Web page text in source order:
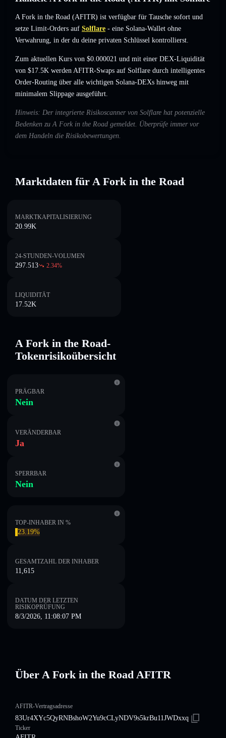
A Fork in the Road (AFITR) ist verfügbar für Tausche sofort und
setze Limit-Orders auf Solflare - eine Solana-Wallet ohne
Verwahrung, in der du deine privaten Schlüssel kontrollierst.
Zum aktuellen Kurs von $0.000021 und mit einer DEX-Liquidität
von $17.5K werden AFITR-Swaps auf Solflare durch intelligentes
Order-Routing über alle wichtigen Solana-DEXs hinweg mit
minimalem Slippage ausgeführt.
Hinweis: Der integrierte Risikoscanner von Solflare hat potenzielle
Bedenken zu A Fork in the Road gemeldet. Überprüfe immer vor
dem Handeln die Risikobewertungen.
Marktdaten für A Fork in the Road
MARKTKAPITALISIERUNG
20.99K
24-STUNDEN-VOLUMEN
297.513 2.34%
LIQUIDITÄT
17.52K
A Fork in the Road-
Tokenrisikoübersicht
PRÄGBAR
Nein
VERÄNDERBAR
Ja
SPERRBAR
Nein
TOP-INHABER IN %
23.19%
GESAMTZAHL DER INHABER
11,615
DATUM DER LETZTEN
RISIKOPRÜFUNG
8/3/2026, 11:08:07 PM
Über A Fork in the Road AFITR
AFITR-Vertragsadresse
83Ur4XYc5QyRNBshoW2Yu9cCLyNDV9s5krBu11JWDxxq
Ticker